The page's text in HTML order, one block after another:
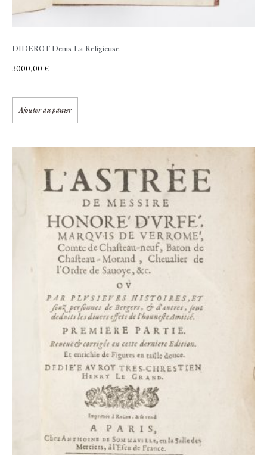
DIDEROT Denis La Religieuse.
3000,00 €
Ajouter au panier